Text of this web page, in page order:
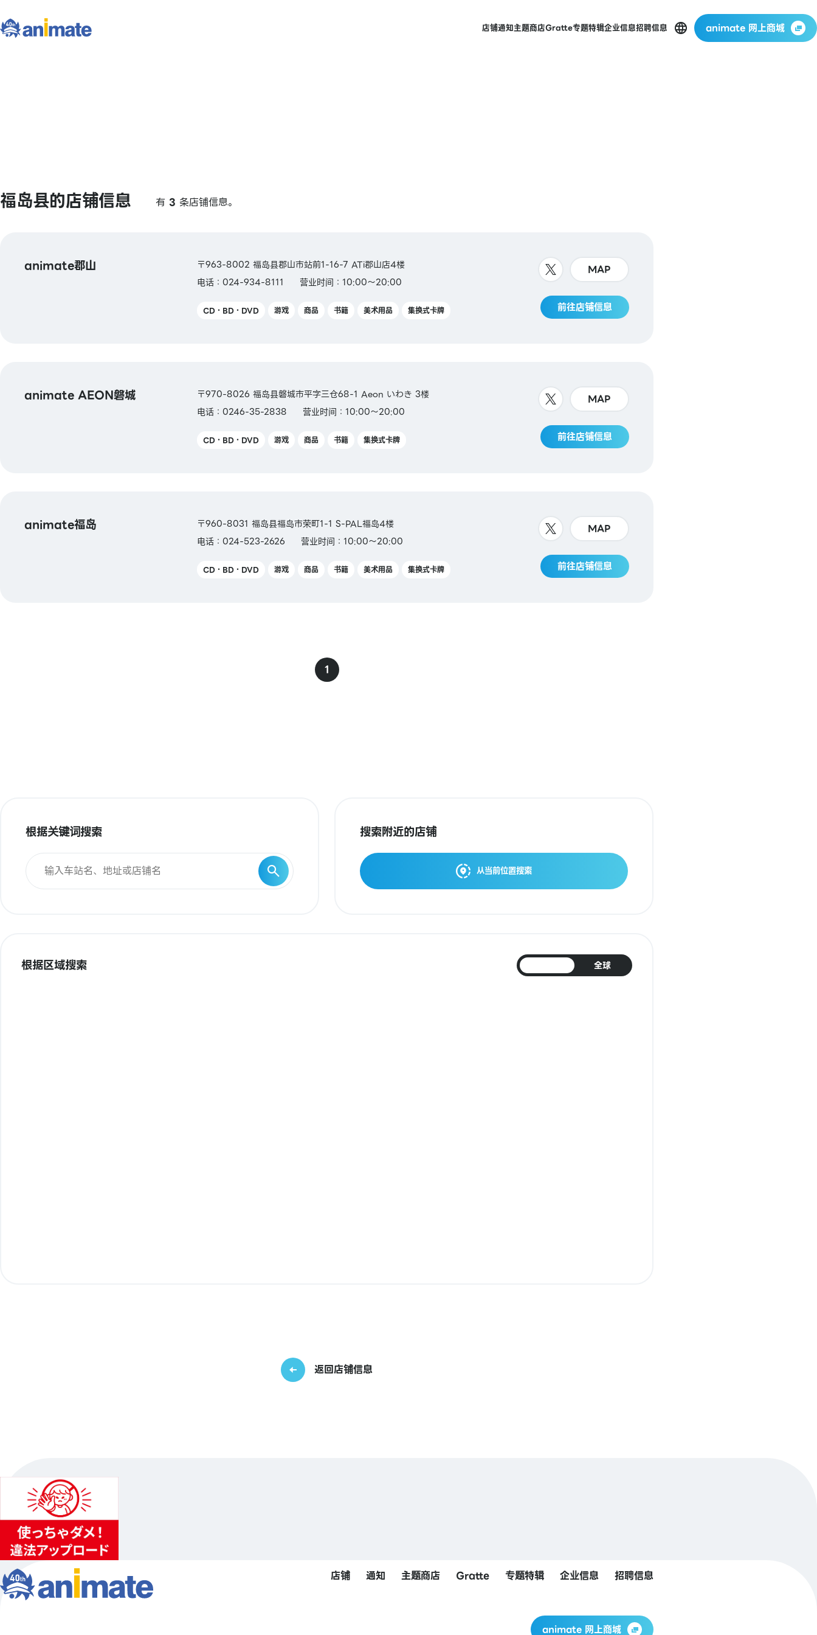
店铺通知主题商店Gratte专题特辑企业信息招聘信息 animate 网上商城
福岛县的店铺信息 有 3 条店铺信息。
animate郡山
〒963-8002 福岛县郡山市站前1-16-7 ATi郡山店4楼
电话：024-934-8111
营业时间：10:00～20:00
CD・BD・DVD 游戏 商品 书籍 美术用品 集换式卡牌
MAP
前往店铺信息
animate AEON磐城
〒970-8026 福岛县磐城市平字三仓68-1 Aeon いわき 3楼
电话：0246-35-2838
营业时间：10:00～20:00
CD・BD・DVD 游戏 商品 书籍 集换式卡牌
MAP
前往店铺信息
animate福岛
〒960-8031 福岛县福岛市荣町1-1 S-PAL福岛4楼
电话：024-523-2626
营业时间：10:00～20:00
CD・BD・DVD 游戏 商品 书籍 美术用品 集换式卡牌
MAP
前往店铺信息
1
根据关键词搜索 搜索附近的店铺
从当前位置搜索
根据区域搜索 全球
返回店铺信息
店铺 通知 主题商店 Gratte 专题特辑 企业信息 招聘信息
animate 网上商城